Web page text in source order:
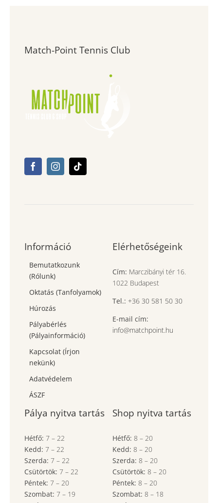
Match-Point Tennis Club
Információ
Bemutatkozunk
(Rólunk)
Oktatás (Tanfolyamok)
Húrozás
Pályabérlés
(Pályainformáció)
Kapcsolat (Írjon
nekünk)
Adatvédelem
ÁSZF
Elérhetőségeink
Cím: Marczibányi tér 16.
1022 Budapest
Tel.: +36 30 581 50 30
E-mail cím:
info@matchpoint.hu
Pálya nyitva tartás
Hétfő: 7 – 22
Kedd: 7 – 22
Szerda: 7 – 22
Csütörtök: 7 – 22
Péntek: 7 – 20
Szombat: 7 – 19
Shop nyitva tartás
Hétfő: 8 – 20
Kedd: 8 – 20
Szerda: 8 – 20
Csütörtök: 8 – 20
Péntek: 8 – 20
Szombat: 8 – 18